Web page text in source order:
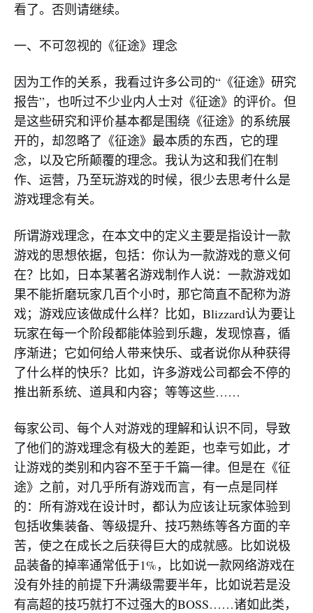
看了。否则请继续。
一、不可忽视的《征途》理念
因为工作的关系，我看过许多公司的“《征途》研究
报告”，也听过不少业内人士对《征途》的评价。但
是这些研究和评价基本都是围绕《征途》的系统展
开的，却忽略了《征途》最本质的东西，它的理
念，以及它所颠覆的理念。我认为这和我们在制
作、运营，乃至玩游戏的时候，很少去思考什么是
游戏理念有关。
所谓游戏理念，在本文中的定义主要是指设计一款
游戏的思想依据，包括：你认为一款游戏的意义何
在？比如，日本某著名游戏制作人说：一款游戏如
果不能折磨玩家几百个小时，那它简直不配称为游
戏；游戏应该做成什么样？比如，Blizzard认为要让
玩家在每一个阶段都能体验到乐趣，发现惊喜，循
序渐进；它如何给人带来快乐、或者说你从种获得
了什么样的快乐？比如，许多游戏公司都会不停的
推出新系统、道具和内容；等等这些……
每家公司、每个人对游戏的理解和认识不同，导致
了他们的游戏理念有极大的差距，也幸亏如此，才
让游戏的类别和内容不至于千篇一律。但是在《征
途》之前，对几乎所有游戏而言，有一点是同样
的：所有游戏在设计时，都认为应该让玩家体验到
包括收集装备、等级提升、技巧熟练等各方面的辛
苦，使之在成长之后获得巨大的成就感。比如说极
品装备的掉率通常低于1%，比如说一款网络游戏在
没有外挂的前提下升满级需要半年，比如说若是没
有高超的技巧就打不过强大的BOSS……诸如此类，